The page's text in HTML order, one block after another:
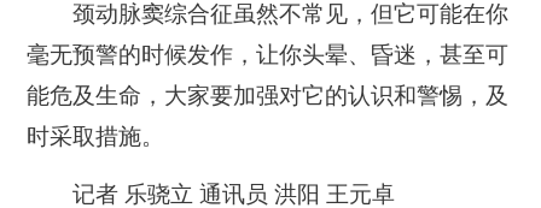
颈动脉窦综合征虽然不常见，但它可能在你
毫无预警的时候发作，让你头晕、昏迷，甚至可
能危及生命，大家要加强对它的认识和警惕，及
时采取措施。
记者 乐骁立 通讯员 洪阳 王元卓